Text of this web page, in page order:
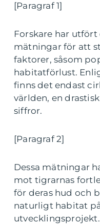
[Paragraf 1]
Forskare har
mätningar för att
faktorer, såsom
habitatförlust.
finns det endast
världen, en
siffror.
[Paragraf 2]
Dessa mätningar
mot tigrarnas
för deras hud och
naturligt habitat